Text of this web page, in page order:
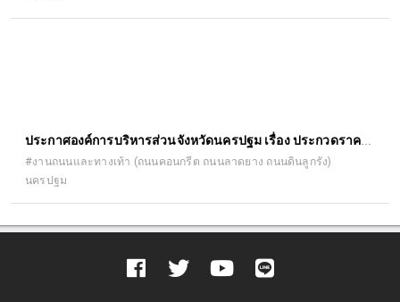
สันทราย อำเภอฝาง จังหวัดเชียงใหม่ กว้าง ๕.๐๐ เมตร ยาว
ประกาศองค์การบริหารส่วนจังหวัดนครปฐม เรื่อง ประกวดราคา
จ้างเหมาปรับปรุงถนนลาดยางแอสฟัลท์ติกคอนกรีต เส้นคลอง
หนองไผ่ หมู่ที่ ๑,๓ และ หมู่ที่ ๔
#งานถนนและทางเท้า (ถนนคอนกรีต ถนนลาดยาง ถนนดินลูกรัง)
นครปฐม